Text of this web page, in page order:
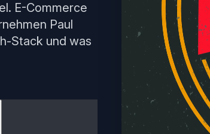
E-Commerce
Paul
Stack und was